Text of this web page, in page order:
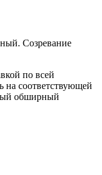
Созревание
по всей
на соответствующей
обширный